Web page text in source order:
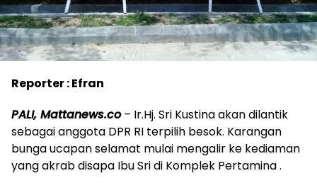
Reporter : Efran
PALI, Mattanews.co– Ir.Hj. Sri Kustina akan dilantik
sebagai anggota DPR RI terpilih besok. Karangan
bunga ucapan selamat mulai mengalir ke kediaman
yang akrab disapa Ibu Sri di Komplek Pertamina .